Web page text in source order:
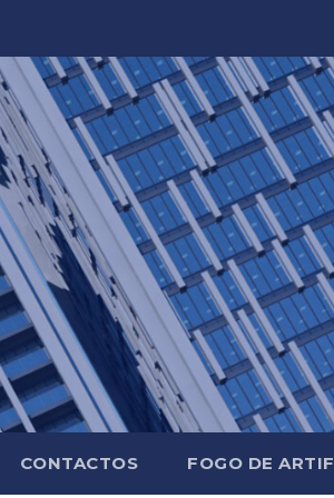
CONTACTOS FOGO DE